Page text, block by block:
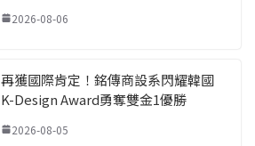
2026-08-06
再獲國際肯定！銘傳商設系閃耀韓國
K-Design Award勇奪雙金1優勝
2026-08-05